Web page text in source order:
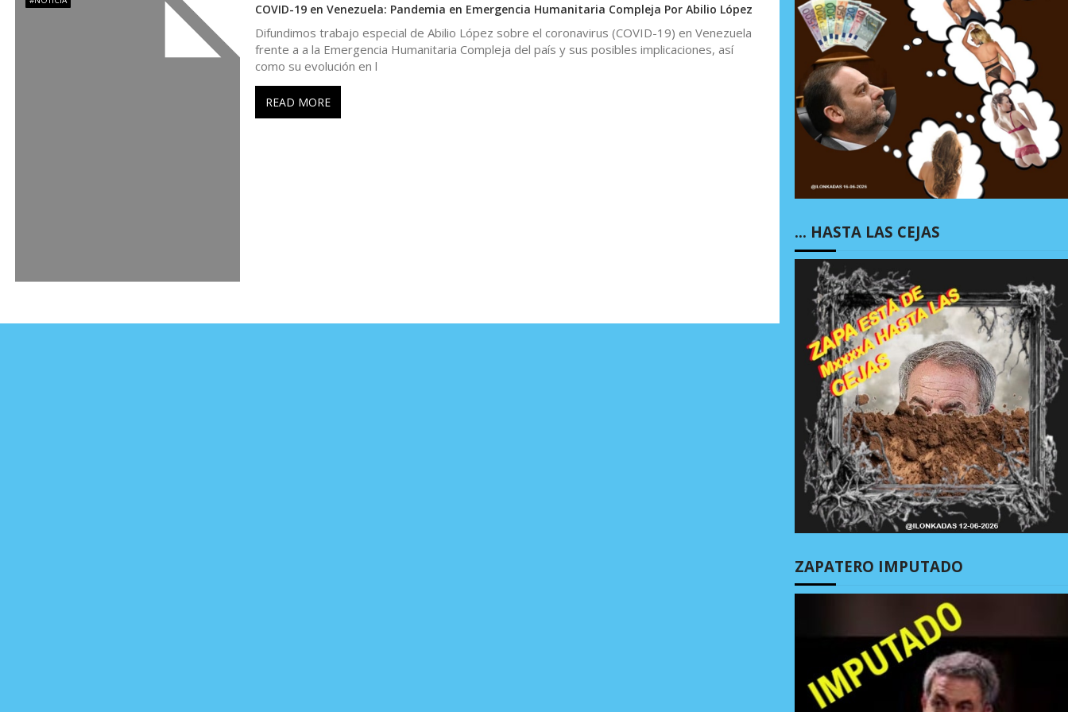
r
COVID-19 en Venezuela: Pandemia en Emergencia Humanitaria Compleja Por Abilio López
Difundimos trabajo especial de Abilio López sobre el coronavirus (COVID-19) en Venezuela
frente a a la Emergencia Humanitaria Compleja del país y sus posibles implicaciones, así
como su evolución en l
READ MORE
… HASTA LAS CEJAS
ZAPATERO IMPUTADO